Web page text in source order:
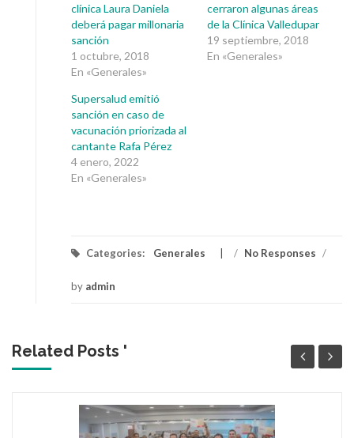
clínica Laura Daniela
deberá pagar millonaria
sanción
1 octubre, 2018
En «Generales»
cerraron algunas áreas
de la Clínica Valledupar
19 septiembre, 2018
En «Generales»
Supersalud emitió
sanción en caso de
vacunación priorizada al
cantante Rafa Pérez
4 enero, 2022
En «Generales»
Categories: Generales / No Responses /
by admin
Related Posts '